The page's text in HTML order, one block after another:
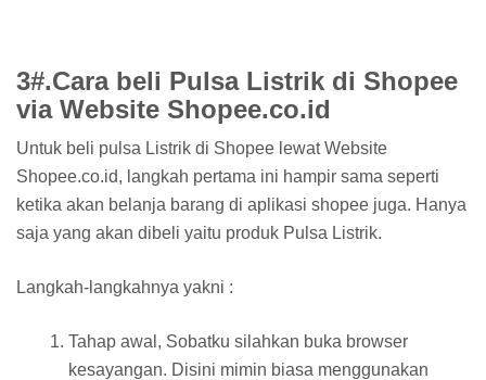
3#.Cara beli Pulsa Listrik di Shopee
via Website Shopee.co.id
Untuk beli pulsa Listrik di Shopee lewat Website
Shopee.co.id, langkah pertama ini hampir sama seperti
ketika akan belanja barang di aplikasi shopee juga. Hanya
saja yang akan dibeli yaitu produk Pulsa Listrik.
Langkah-langkahnya yakni :
Tahap awal, Sobatku silahkan buka browser
kesayangan. Disini mimin biasa menggunakan